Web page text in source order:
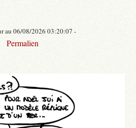
au 06/08/2026 03:20:07 -
Permalien